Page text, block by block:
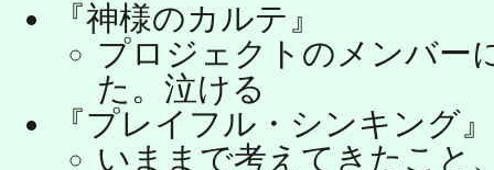
『神様のカルテ』
プロジェクトのメンバー
た。泣ける
『プレイフル・シンキング』
いままで考えてきたこと